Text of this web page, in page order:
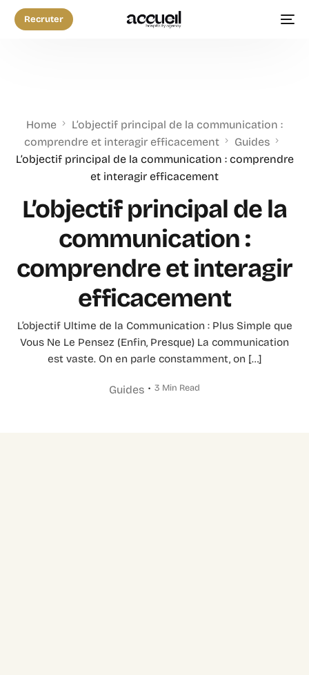
Recruter
Home
L’objectif principal de la communication :
comprendre et interagir efficacement
Guides
L’objectif principal de la communication : comprendre
et interagir efficacement
L’objectif principal de la
communication :
comprendre et interagir
efficacement
L’objectif Ultime de la Communication : Plus Simple que
Vous Ne Le Pensez (Enfin, Presque) La communication
est vaste. On en parle constamment, on […]
Guides 3 Min Read